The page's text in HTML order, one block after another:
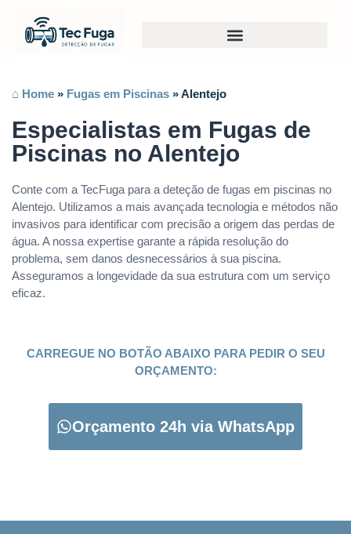
⌂ Home » Fugas em Piscinas »Alentejo
Especialistas em Fugas de
Piscinas no Alentejo
Conte com a TecFuga para a deteção de fugas em piscinas no
Alentejo. Utilizamos a mais avançada tecnologia e métodos não
invasivos para identificar com precisão a origem das perdas de
água. A nossa expertise garante a rápida resolução do
problema, sem danos desnecessários à sua piscina.
Asseguramos a longevidade da sua estrutura com um serviço
eficaz.
CARREGUE NO BOTÃO ABAIXO PARA PEDIR O SEU
ORÇAMENTO:
Orçamento 24h via WhatsApp